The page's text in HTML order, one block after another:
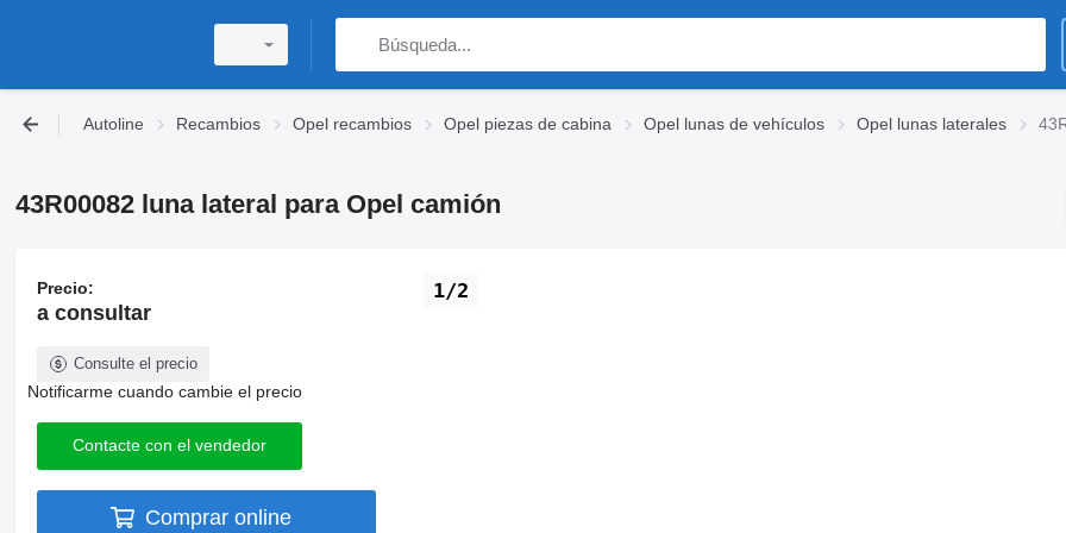
Autoline Recambios Opel recambios Opel piezas de cabina Opel lunas de vehículos Opel lunas laterales
43R00082 luna lateral para Opel camión
1/2
Precio:
a consultar
Consulte el precio
Notificarme cuando cambie el precio
Contacte con el vendedor
Comprar online